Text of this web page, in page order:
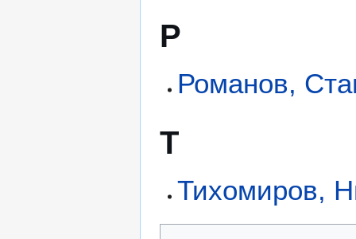
Р
Романов,
Т
Тихомиров,